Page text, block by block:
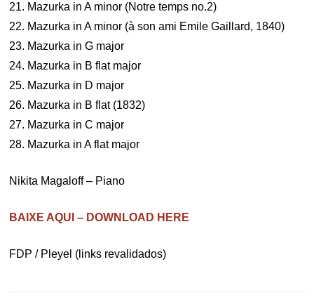
21. Mazurka in A minor (Notre temps no.2)
22. Mazurka in A minor (à son ami Emile Gaillard, 1840)
23. Mazurka in G major
24. Mazurka in B flat major
25. Mazurka in D major
26. Mazurka in B flat (1832)
27. Mazurka in C major
28. Mazurka in A flat major
Nikita Magaloff – Piano
BAIXE AQUI – DOWNLOAD HERE
FDP / Pleyel (links revalidados)